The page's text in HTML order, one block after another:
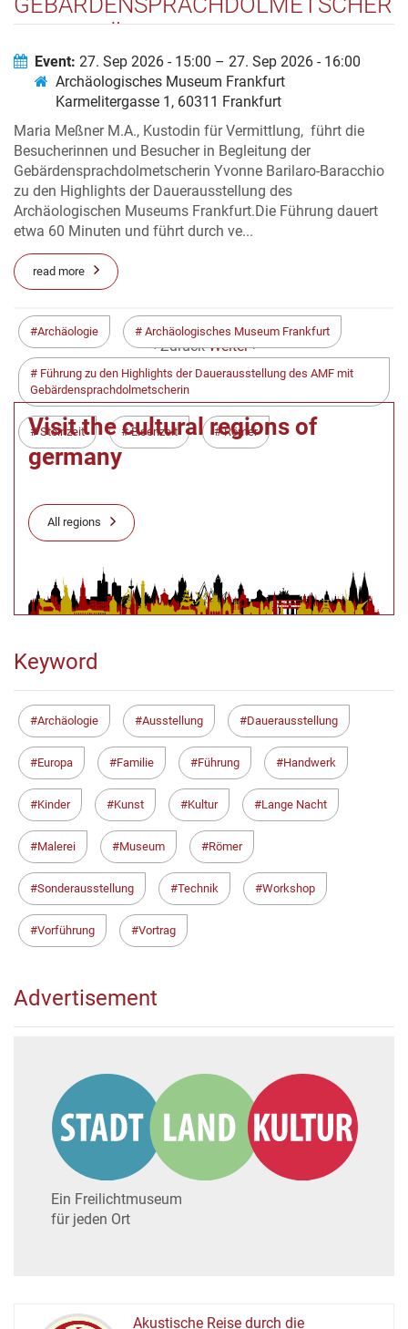
FRANKFURT
Event: 27. Sep 2026 - 15:00 – 27. Sep 2026 - 16:00
Archäologisches Museum Frankfurt
Karmelitergasse 1, 60311 Frankfurt
Maria Meßner M.A., Kustodin für Vermittlung, führt die
Besucherinnen und Besucher in Begleitung der
Gebärdensprachdolmetscherin Yvonne Barilaro-Baracchio
zu den Highlights der Dauerausstellung des
Archäologischen Museums Frankfurt.Die Führung dauert
etwa 60 Minuten und führt durch ve...
read more
Archäologie Archäologisches Museum Frankfurt
Führung zu den Highlights der Dauerausstellung des AMF mit
Gebärdensprachdolmetscherin
Steinzeit Eisenzeit Römer
< ZurückWeiter >
Visit the cultural regions of
germany
All regions
Keyword
Archäologie Ausstellung Dauerausstellung
Europa Familie Führung Handwerk
Kinder Kunst Kultur Lange Nacht
Malerei Museum Römer
Sonderausstellung Technik Workshop
Vorführung Vortrag
Advertisement
Ein Freilichtmuseum
für jeden Ort
Akustische Reise durch die